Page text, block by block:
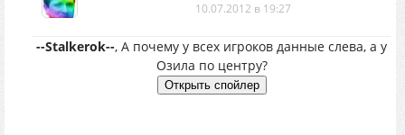
10.07.2012 в 19:27
--Stalkerok--, А почему у всех игроков данные слева, а у
Озила по центру?